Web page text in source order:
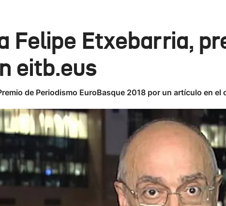
Felipe Etxebarria,
eitb.eus
de Periodismo EuroBasque 2018 por un artículo en